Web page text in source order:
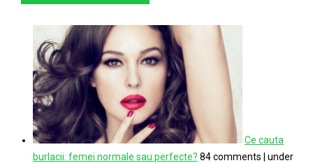
Ce cauta
burlacii: femei normale sau perfecte? 84 comments
under